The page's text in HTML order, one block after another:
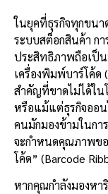
ในยุคที่ธุรกิจทุกขนา
ระบบสต็อกสินค้า ก
ประสิทธิภาพถือเป็
เครื่องพิมพ์บาร์โค้ด
สำคัญที่ขาดไม่ได้ใน
หรือแม้แต่ธุรกิจออ
คนมักมองข้ามในกา
จะกำหนดคุณภาพข
โค้ด” (Barcode
หากคุณกำลังมองหา